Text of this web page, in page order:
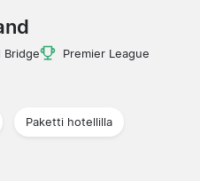
Bridge
Premier League
Paketti hotellilla